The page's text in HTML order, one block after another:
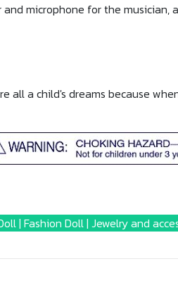
microphone for the musician,
a child's dreams because
| Fashion Doll | Jewelry and